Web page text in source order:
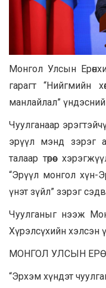
Монгол Улсын
гарагт “Нийгмийн
манлайлал”
Чуулганаар
эрүүл мэнд зэрэг
талаар төрөөс
“Эрүүл монгол хүн-
үнэт зүйл” зэрэг
Чуулганыг нээж
Хүрэлсүхийн хэлсэн
МОНГОЛ УЛСЫН
“Эрхэм хүндэт чуулганы